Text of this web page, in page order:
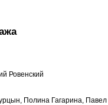
Ровенский
Полина Гагарина,